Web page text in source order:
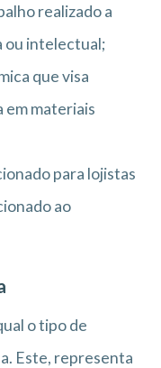
realizado a
ou intelectual;
que visa
materiais
para lojistas
ao
o tipo de
Este, representa